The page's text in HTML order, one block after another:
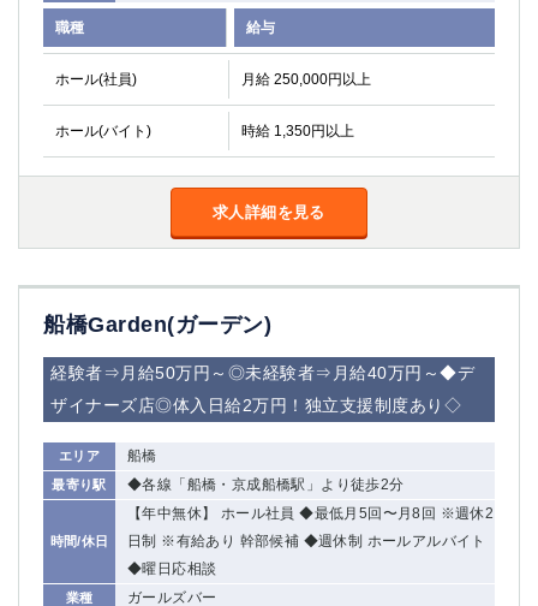
職種 給与
ホール(社員) 月給 250,000円以上
ホール(バイト) 時給 1,350円以上
求人詳細を見る
船橋Garden(ガーデン)
経験者⇒月給50万円～◎未経験者⇒月給40万円～◆デ
ザイナーズ店◎体入日給2万円！独立支援制度あり◇
エリア 船橋
最寄り駅 ◆各線「船橋・京成船橋駅」より徒歩2分
時間/休日
【年中無休】 ホール社員 ◆最低月5回〜月8回 ※週休2
日制 ※有給あり 幹部候補 ◆週休制 ホールアルバイト
◆曜日応相談
業種 ガールズバー